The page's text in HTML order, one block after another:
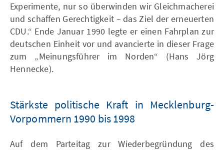
Experimente, nur so überwinden wir Gleichmacherei
und schaffen Gerechtigkeit – das Ziel der erneuerten
CDU.“ Ende Januar 1990 legte er einen Fahrplan zur
deutschen Einheit vor und avancierte in dieser Frage
zum „Meinungsführer im Norden“ (Hans Jörg
Hennecke).
Stärkste politische Kraft in Mecklenburg-
Vorpommern 1990 bis 1998
Auf dem Parteitag zur Wiederbegründung des